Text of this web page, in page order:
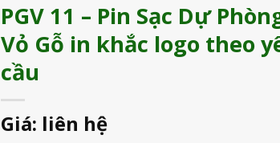
PGV 11 – Pin Sạc Dự
Vỏ Gỗ in khắc logo theo
cầu
Giá: liên hệ